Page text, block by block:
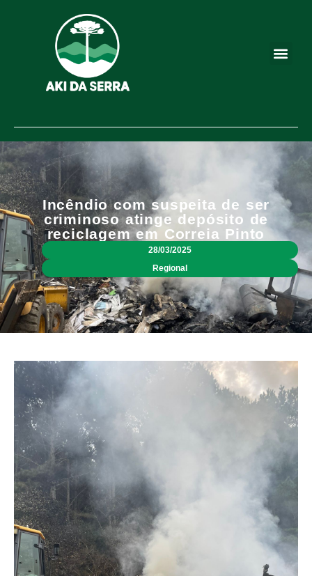
Incêndio com suspeita de ser
criminoso atinge depósito de
reciclagem em Correia Pinto
28/03/2025
Regional